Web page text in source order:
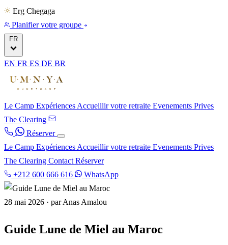
Erg Chegaga
Planifier votre groupe
FR
EN FR ES DE BR
Le Camp Expériences Accueillir votre retraite Evenements Prives
The Clearing
Réserver
Le Camp Expériences Accueillir votre retraite Evenements Prives
The Clearing Contact Réserver
+212 600 666 616
WhatsApp
28 mai 2026 · par Anas Amalou
Guide Lune de Miel au Maroc